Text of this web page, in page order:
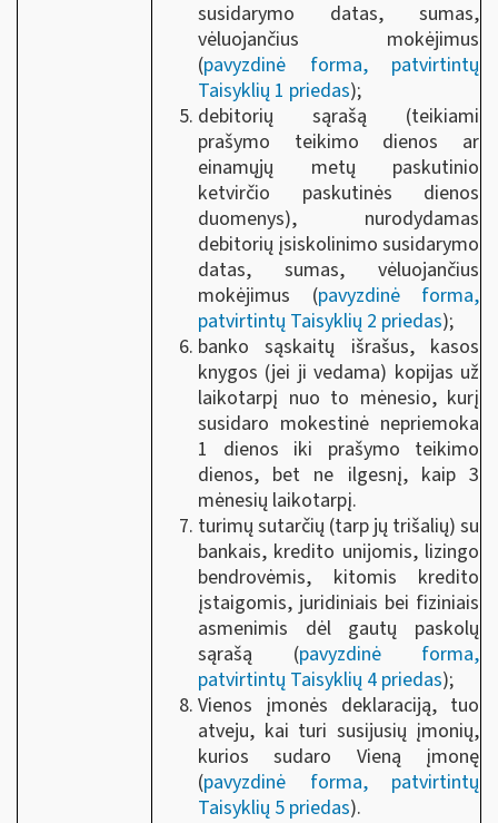
susidarymo datas, sumas,
vėluojančius mokėjimus
(pavyzdinė forma, patvirtintų
Taisyklių 1 priedas);
debitorių sąrašą (teikiami
prašymo teikimo dienos ar
einamųjų metų paskutinio
ketvirčio paskutinės dienos
duomenys), nurodydamas
debitorių įsiskolinimo susidarymo
datas, sumas, vėluojančius
mokėjimus (pavyzdinė forma,
patvirtintų Taisyklių 2 priedas);
banko sąskaitų išrašus, kasos
knygos (jei ji vedama) kopijas už
laikotarpį nuo to mėnesio, kurį
susidaro mokestinė nepriemoka
1 dienos iki prašymo teikimo
dienos, bet ne ilgesnį, kaip 3
mėnesių laikotarpį.
turimų sutarčių (tarp jų trišalių) su
bankais, kredito unijomis, lizingo
bendrovėmis, kitomis kredito
įstaigomis, juridiniais bei fiziniais
asmenimis dėl gautų paskolų
sąrašą (pavyzdinė forma,
patvirtintų Taisyklių 4 priedas);
Vienos įmonės deklaraciją, tuo
atveju, kai turi susijusių įmonių,
kurios sudaro Vieną įmonę
(pavyzdinė forma, patvirtintų
Taisyklių 5 priedas).